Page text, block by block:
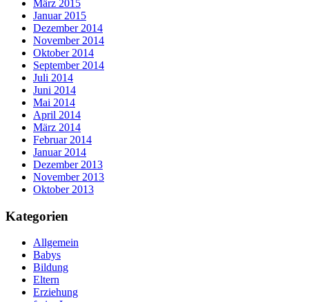
März 2015
Januar 2015
Dezember 2014
November 2014
Oktober 2014
September 2014
Juli 2014
Juni 2014
Mai 2014
April 2014
März 2014
Februar 2014
Januar 2014
Dezember 2013
November 2013
Oktober 2013
Kategorien
Allgemein
Babys
Bildung
Eltern
Erziehung